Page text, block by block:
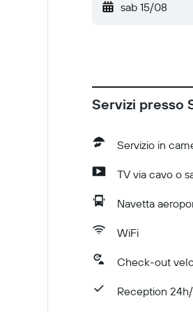
sab 15/08
Servizi presso
Servizio in
TV via cavo o
Navetta
WiFi
Check-out
Reception